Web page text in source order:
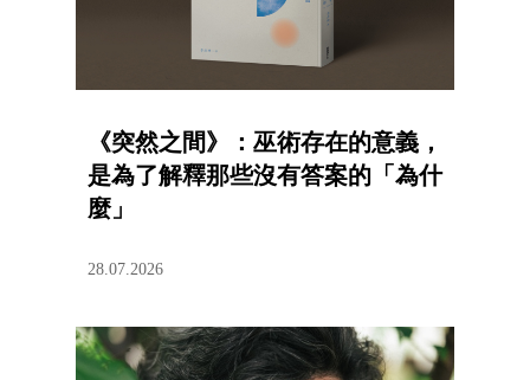
《突然之間》：巫術存在的意義，
是為了解釋那些沒有答案的「為什
麼」
28.07.2026